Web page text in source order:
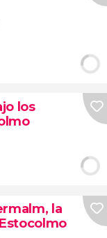
los
la